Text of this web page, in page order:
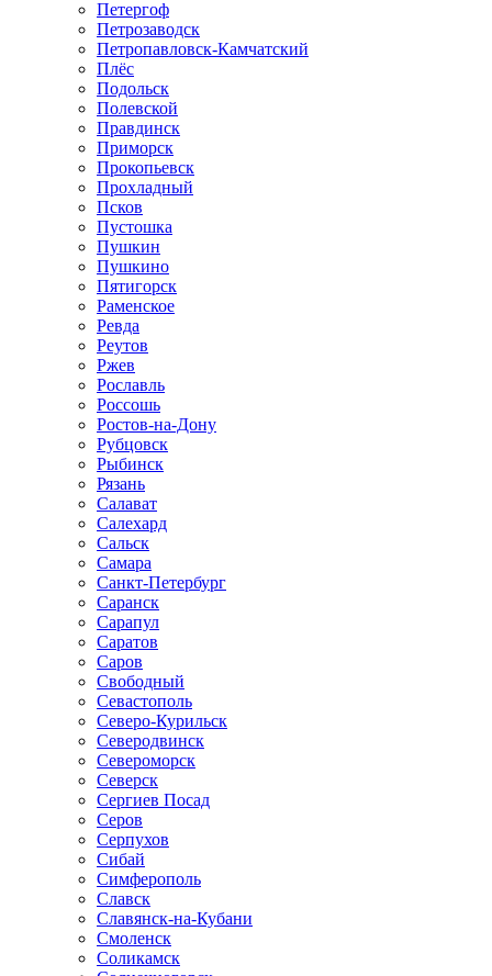
Петергоф
Петрозаводск
Петропавловск-Камчатский
Плёс
Подольск
Полевской
Правдинск
Приморск
Прокопьевск
Прохладный
Псков
Пустошка
Пушкин
Пушкино
Пятигорск
Раменское
Ревда
Реутов
Ржев
Рославль
Россошь
Ростов-на-Дону
Рубцовск
Рыбинск
Рязань
Салават
Салехард
Сальск
Самара
Санкт-Петербург
Саранск
Сарапул
Саратов
Саров
Свободный
Севастополь
Северо-Курильск
Северодвинск
Североморск
Северск
Сергиев Посад
Серов
Серпухов
Сибай
Симферополь
Славск
Славянск-на-Кубани
Смоленск
Соликамск